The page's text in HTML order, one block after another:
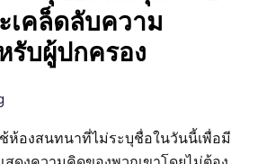
เคล็ดลับความ
รับผู้ปกครอง
ห้องสนทนาที่ไม่ระบุชื่อในวันนี้เพื่อมี